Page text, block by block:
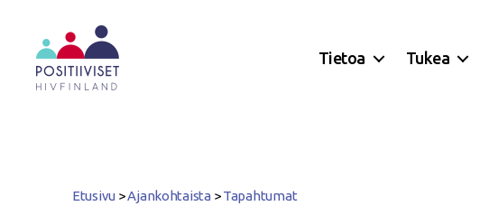
Tietoa Tukea
Etusivu >Ajankohtaista >Tapahtumat